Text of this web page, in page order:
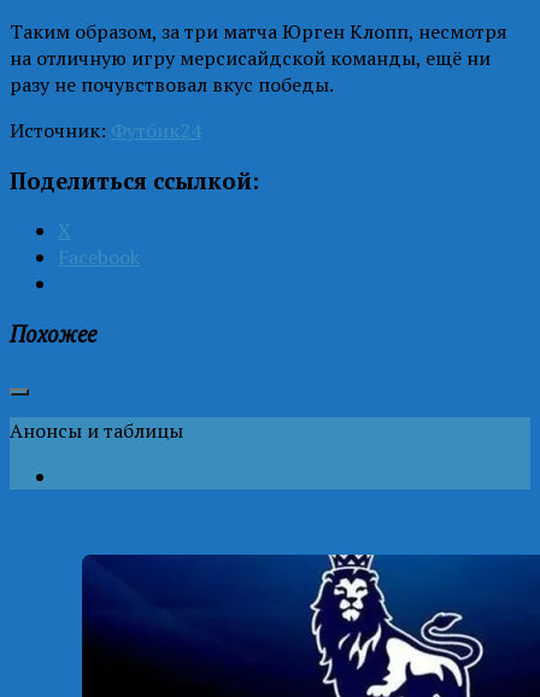
Таким образом, за три матча Юрген Клопп, несмотря
на отличную игру мерсисайдской команды, ещё ни
разу не почувствовал вкус победы.
Источник: Футбик24
Поделиться ссылкой:
X
Facebook
Похожее
Анонсы и таблицы